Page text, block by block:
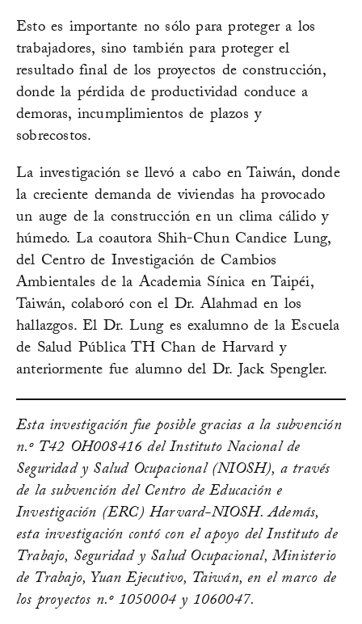
Esto es importante no sólo para proteger a los
trabajadores, sino también para proteger el
resultado final de los proyectos de construcción,
donde la pérdida de productividad conduce a
demoras, incumplimientos de plazos y
sobrecostos.
La investigación se llevó a cabo en Taiwán, donde
la creciente demanda de viviendas ha provocado
un auge de la construcción en un clima cálido y
húmedo. La coautora Shih-Chun Candice Lung,
del Centro de Investigación de Cambios
Ambientales de la Academia Sínica en Taipéi,
Taiwán, colaboró con el Dr. Alahmad en los
hallazgos. El Dr. Lung es exalumno de la Escuela
de Salud Pública TH Chan de Harvard y
anteriormente fue alumno del Dr. Jack Spengler.
Esta investigación fue posible gracias a la subvención
n.º T42 OH008416 del Instituto Nacional de
Seguridad y Salud Ocupacional (NIOSH), a través
de la subvención del Centro de Educación e
Investigación (ERC) Harvard-NIOSH. Además,
esta investigación contó con el apoyo del Instituto de
Trabajo, Seguridad y Salud Ocupacional, Ministerio
de Trabajo, Yuan Ejecutivo, Taiwán, en el marco de
los proyectos n.º 1050004 y 1060047.